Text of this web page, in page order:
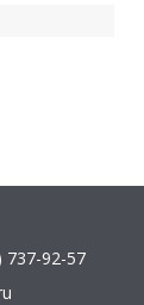
737-92-57